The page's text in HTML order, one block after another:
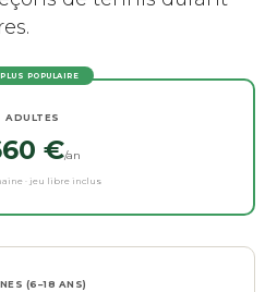
POPULAIRE
ADULTES
€/an
· jeu libre inclus
(6–18 ANS)